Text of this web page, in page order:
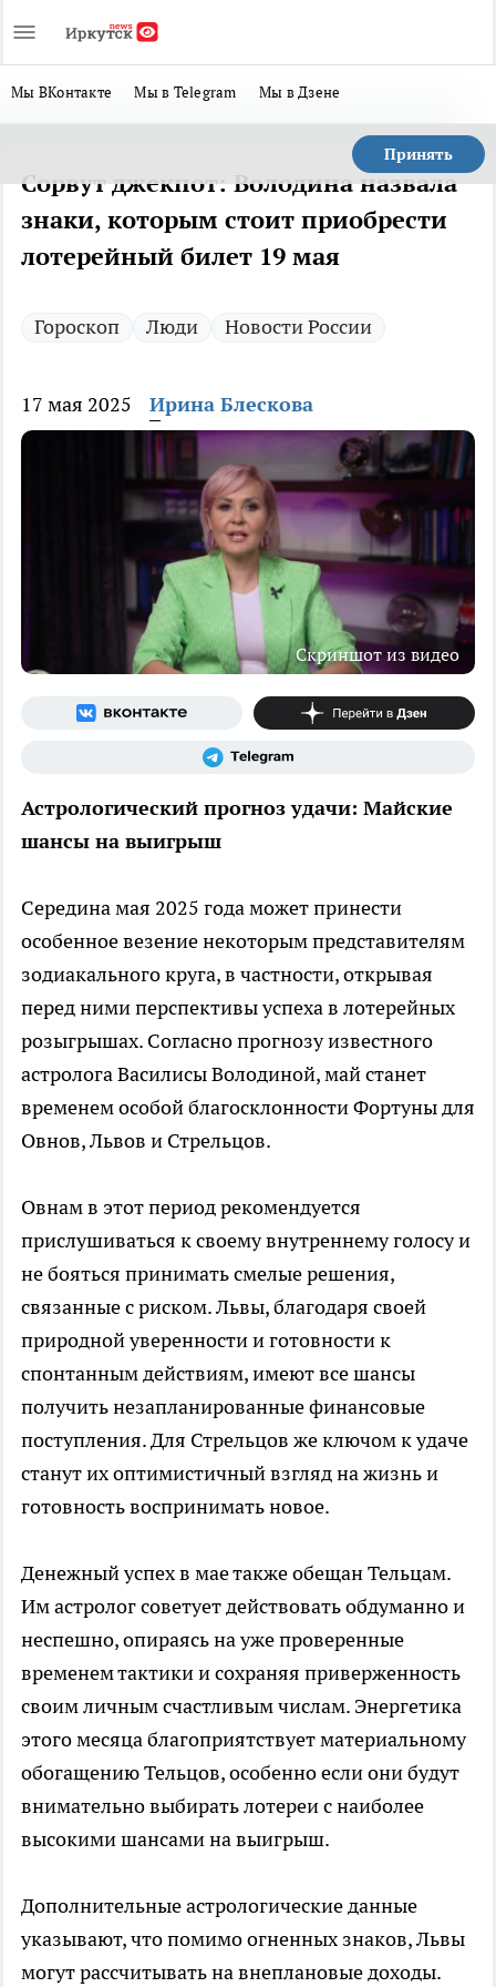
Мы ВКонтакте Мы в Telegram Мы в Дзене
Принять
Сорвут джекпот: Володина назвала
знаки, которым стоит приобрести
лотерейный билет 19 мая
Гороскоп Люди Новости России
17 мая 2025 Ирина Блескова
Скриншот из видео
Астрологический прогноз удачи: Майские
шансы на выигрыш
Середина мая 2025 года может принести
особенное везение некоторым представителям
зодиакального круга, в частности, открывая
перед ними перспективы успеха в лотерейных
розыгрышах. Согласно прогнозу известного
астролога Василисы Володиной, май станет
временем особой благосклонности Фортуны для
Овнов, Львов и Стрельцов.
Овнам в этот период рекомендуется
прислушиваться к своему внутреннему голосу и
не бояться принимать смелые решения,
связанные с риском. Львы, благодаря своей
природной уверенности и готовности к
спонтанным действиям, имеют все шансы
получить незапланированные финансовые
поступления. Для Стрельцов же ключом к удаче
станут их оптимистичный взгляд на жизнь и
готовность воспринимать новое.
Денежный успех в мае также обещан Тельцам.
Им астролог советует действовать обдуманно и
неспешно, опираясь на уже проверенные
временем тактики и сохраняя приверженность
своим личным счастливым числам. Энергетика
этого месяца благоприятствует материальному
обогащению Тельцов, особенно если они будут
внимательно выбирать лотереи с наиболее
высокими шансами на выигрыш.
Дополнительные астрологические данные
указывают, что помимо огненных знаков, Львы
могут рассчитывать на внеплановые доходы.